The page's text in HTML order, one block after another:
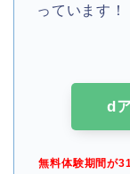
っています！
d
無料体験期間が